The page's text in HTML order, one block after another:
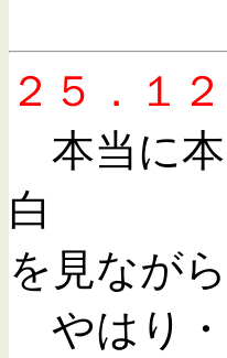
２５．１
本当に本
白
を見なが
やはり・